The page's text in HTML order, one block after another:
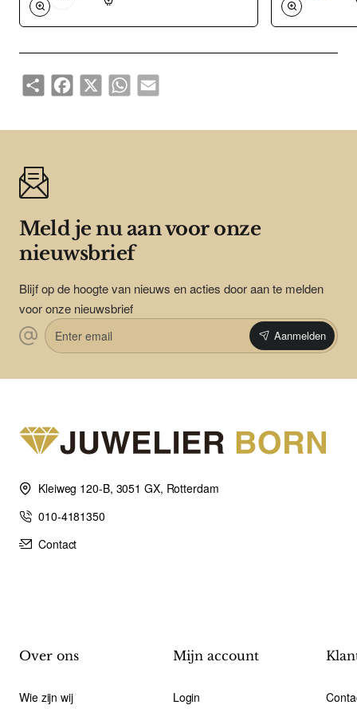
ShareFacebook
X WhatsAppEmail
Meld je nu aan voor onze
nieuwsbrief
Blijf op de hoogte van nieuws en acties door aan te melden
voor onze nieuwsbrief
Enter
email
Aanmelden
Kleiweg 120-B, 3051 GX, Rotterdam
010-4181350
Contact
Over ons
Wie zijn wij
Mijn account
Login